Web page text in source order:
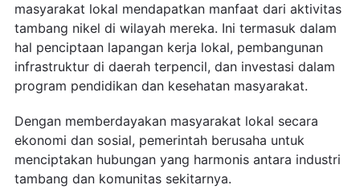
masyarakat lokal mendapatkan manfaat dari aktivitas
tambang nikel di wilayah mereka. Ini termasuk dalam
hal penciptaan lapangan kerja lokal, pembangunan
infrastruktur di daerah terpencil, dan investasi dalam
program pendidikan dan kesehatan masyarakat.
Dengan memberdayakan masyarakat lokal secara
ekonomi dan sosial, pemerintah berusaha untuk
menciptakan hubungan yang harmonis antara industri
tambang dan komunitas sekitarnya.